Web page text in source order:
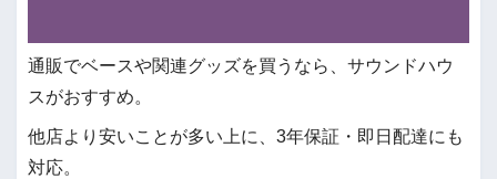
通販でベースや関連グッズを買うなら、サウンドハウ
スがおすすめ。
他店より安いことが多い上に、3年保証・即日配達にも
対応。